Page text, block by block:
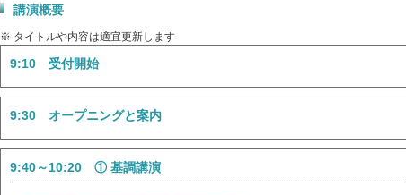
講演概要
※ タイトルや内容は適宜更新します
9:10 受付開始
9:30 オープニングと案内
9:40～10:20 ① 基調講演